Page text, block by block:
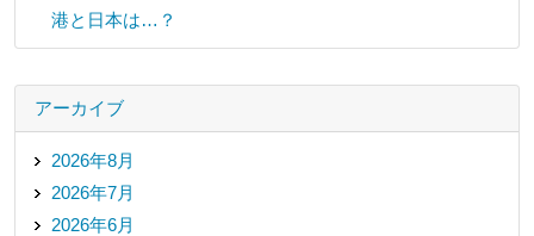
港と日本は…？
アーカイブ
2026年8月
2026年7月
2026年6月